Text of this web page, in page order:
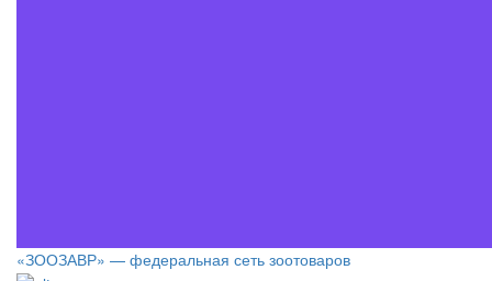
«ЗООЗАВР» — федеральная сеть зоотоваров